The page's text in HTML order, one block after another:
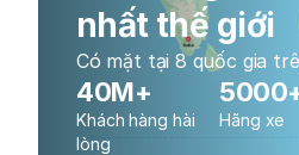
nhất thế giới
Có mặt tại 8 quốc gia
40M+
Khách hàng hài
lòng
Hãng xe